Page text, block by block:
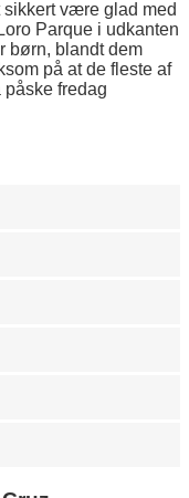
sikkert være glad med
Parque i udkanten
børn, blandt dem
på at de fleste af
påske fredag